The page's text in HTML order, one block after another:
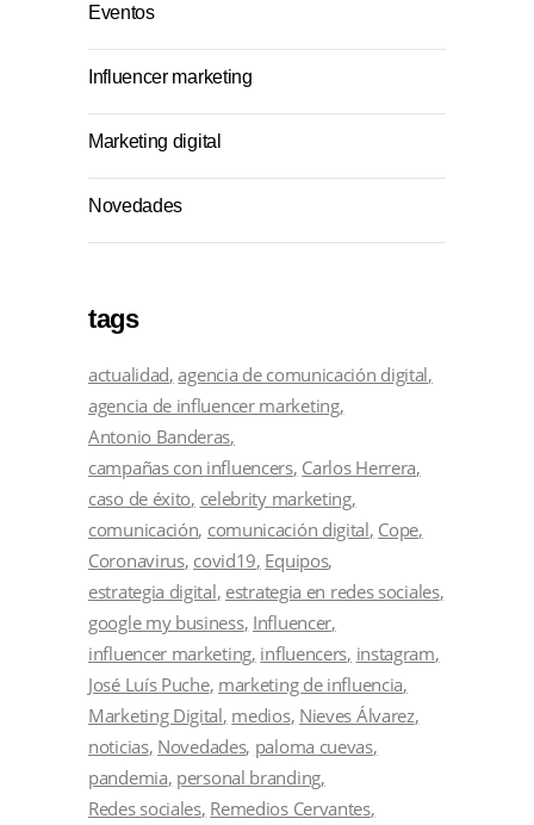
Eventos
Influencer marketing
Marketing digital
Novedades
tags
actualidad agencia de comunicación digital
agencia de influencer marketing
Antonio Banderas
campañas con influencers Carlos Herrera
caso de éxito celebrity marketing
comunicación comunicación digital Cope
Coronavirus covid19 Equipos
estrategia digital estrategia en redes sociales
google my business Influencer
influencer marketing influencers instagram
José Luís Puche marketing de influencia
Marketing Digital medios Nieves Álvarez
noticias Novedades paloma cuevas
pandemia personal branding
Redes sociales Remedios Cervantes